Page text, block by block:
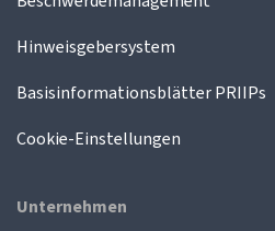
Hinweisgebersystem
Basisinformationsblätter PRIIPs
Cookie-Einstellungen
Unternehmen